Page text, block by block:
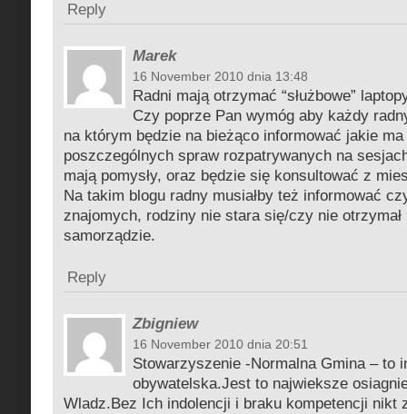
Reply
Marek
16 November 2010 dnia 13:48
Radni mają otrzymać “służbowe”
Czy poprze Pan wymóg aby każdy
na którym będzie na bieżąco informować jakie
poszczególnych spraw rozpatrywanych na
mają pomysły, oraz będzie się konsultować z
Na takim blogu radny musiałby też informować
znajomych, rodziny nie stara się/czy nie otrzymał
samorządzie.
Reply
Zbigniew
16 November 2010 dnia 20:51
Stowarzyszenie -Normalna Gmina – to
obywatelska.Jest to najwieksze
Wladz.Bez Ich indolencji i braku kompetencji nikt